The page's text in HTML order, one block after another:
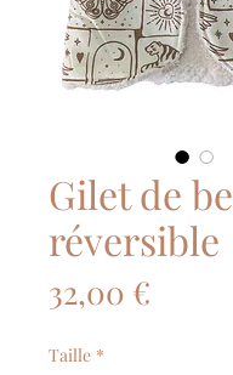
Gilet de
réversible
32,00 €
Taille *